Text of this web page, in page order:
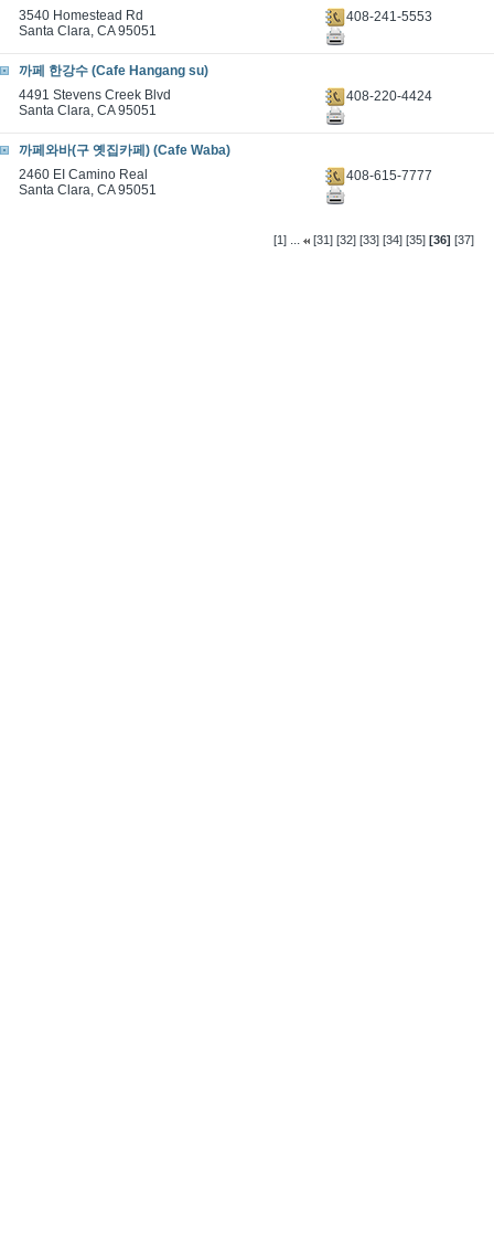
3540 Homestead Rd
Santa Clara, CA 95051
408-241-5553
까페 한강수 (Cafe Hangang su)
4491 Stevens Creek Blvd
Santa Clara, CA 95051
408-220-4424
까페와바(구 옛집카페) (Cafe Waba)
2460 EI Camino Real
Santa Clara, CA 95051
408-615-7777
[1] ... [31] [32] [33] [34] [35] [36] [37]